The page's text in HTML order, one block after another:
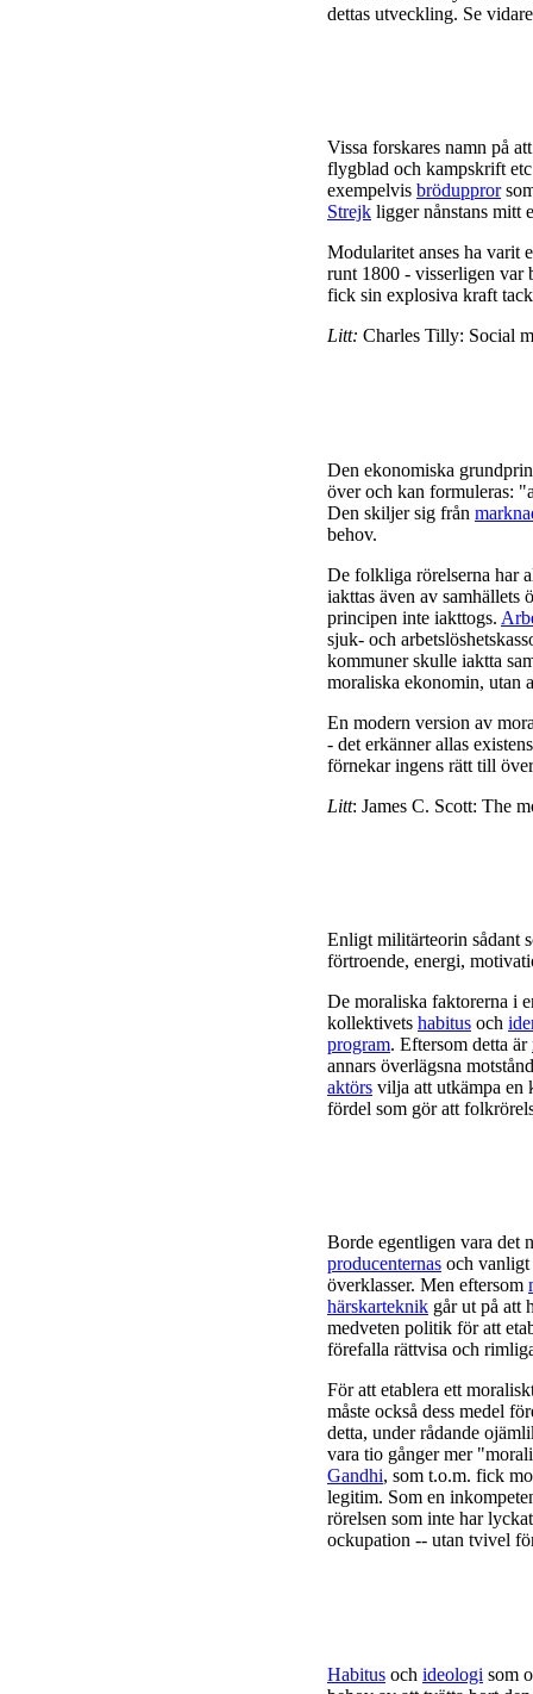
dettas utveckling. Se
Vissa forskares namn på
flygblad och kampskrift
exempelvis bröduppror
Strejk ligger nånstans mitt
Modularitet anses ha varit
runt 1800 - visserligen var
fick sin explosiva kraft
Litt: Charles Tilly: Social
Den ekonomiska
över och kan formuleras:
Den skiljer sig från
behov.
De folkliga rörelserna har
iakttas även av samhällets
principen inte iakttogs.
sjuk- och
kommuner skulle iaktta
moraliska ekonomin, utan
En modern version av
- det erkänner allas
förnekar ingens rätt till
Litt: James C. Scott: The
Enligt militärteorin sådant
förtroende, energi,
De moraliska faktorerna i
kollektivets habitus och
program. Eftersom detta är
annars överlägsna
aktörs vilja att utkämpa en
fördel som gör att
Borde egentligen vara det
producenternas och vanligt
överklasser. Men eftersom
härskarteknik går ut på att
medveten politik för att
förefalla rättvisa och
För att etablera ett
måste också dess medel
detta, under rådande
vara tio gånger mer
Gandhi, som t.o.m. fick
legitim. Som en
rörelsen som inte har
ockupation -- utan tvivel
Habitus och ideologi som